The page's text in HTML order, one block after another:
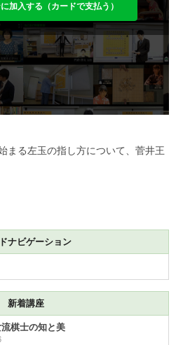
加入する（カードで支払う）
る左玉の指し方について、菅井王
ナビゲーション
新着講座
棋士の知と美